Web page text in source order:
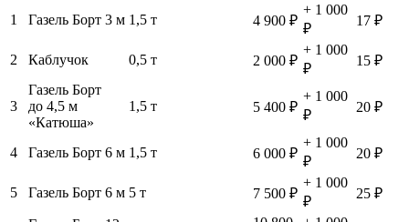
1 Газель Борт 3 м 1,5 т 4 900 ₽
+ 1 000
₽
17 ₽
2 Каблучок 0,5 т 2 000 ₽
+ 1 000
₽
15 ₽
3
Газель Борт
до 4,5 м
«Катюша»
1,5 т 5 400 ₽
+ 1 000
₽
20 ₽
4 Газель Борт 6 м 1,5 т 6 000 ₽
+ 1 000
₽
20 ₽
5 Газель Борт 6 м 5 т 7 500 ₽
+ 1 000
₽
25 ₽